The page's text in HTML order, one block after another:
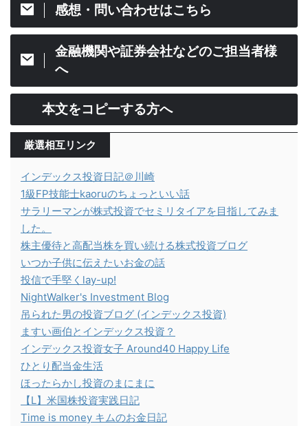
感想・問い合わせはこちら
金融機関や証券会社などのご担当者様
へ
本文をコピーする方へ
厳選相互リンク
インデックス投資日記＠川崎
1級FP技能士kaoruのちょっといい話
サラリーマンが株式投資でセミリタイアを目指してみま
した。
株主優待と高配当株を買い続ける株式投資ブログ
いつか子供に伝えたいお金の話
投信で手堅くlay-up!
NightWalker's Investment Blog
吊られた男の投資ブログ (インデックス投資)
ますい画伯とインデックス投資？
インデックス投資女子 Around40 Happy Life
ひとり配当金生活
ほったらかし投資のまにまに
【L】米国株投資実践日記
Time is money キムのお金日記